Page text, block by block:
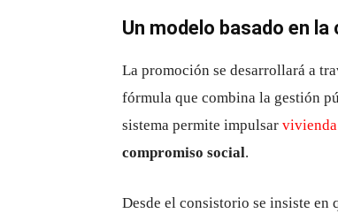
Un modelo basado en
La promoción se desarrollará a
fórmula que combina la gestión
sistema permite impulsar vivienda
compromiso social.
Desde el consistorio se insiste en